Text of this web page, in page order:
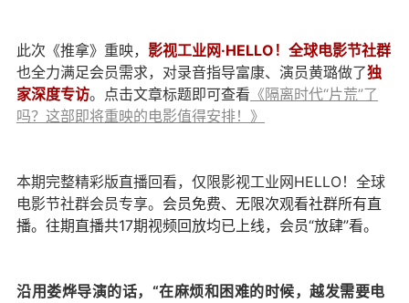
此次《推拿》重映， 影视工业网·HELLO！全球电影节社群
也全力满足会员需求，对录音指导富康、演员黄璐做了独
家深度专访。点击文章标题即可查看 《隔离时代“片荒”了
吗？这部即将重映的电影值得安排！》
本期完整精彩版直播回看，仅限影视工业网HELLO！全球
电影节社群会员专享。 会员免费、无限次观看社群所有直
播。往期直播共17期视频回放均已上线，会员“放肆”看。
沿用娄烨导演的话，“在麻烦和困难的时候，越发需要电